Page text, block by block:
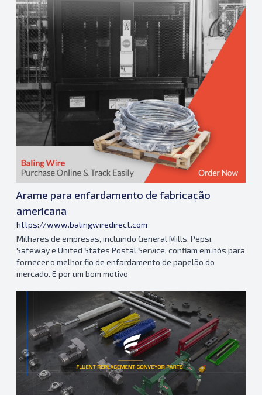
Arame para enfardamento de fabricação
americana
https://www.balingwiredirect.com
Milhares de empresas, incluindo General Mills, Pepsi,
Safeway e United States Postal Service, confiam em nós para
fornecer o melhor fio de enfardamento de papelão do
mercado. E por um bom motivo